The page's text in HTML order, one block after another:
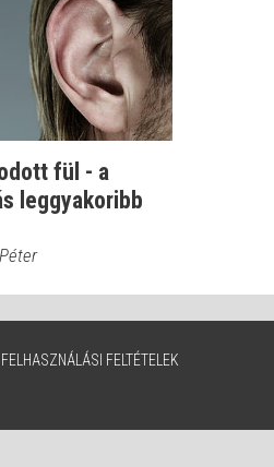
fül - a
leggyakoribb
FELHASZNÁLÁSI FELTÉTELEK